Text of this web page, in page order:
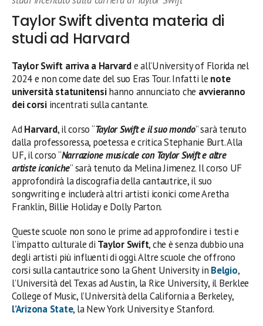
Taylor Swift diventa materia di
studi ad Harvard
Taylor Swift arriva a Harvarde all’University of Florida nel
2024 e non come date del suo Eras Tour. Infatti le note
università statunitensihanno annunciato che avvieranno
dei corsiincentrati sulla cantante.
AdHarvard, il corso “Taylor Swift e il suo mondo” sarà tenuto
dalla professoressa, poetessa e critica Stephanie Burt. Alla
UF, il corso “Narrazione musicale con Taylor Swift e altre
artiste iconiche” sarà tenuto da Melina Jimenez. Il corso UF
approfondirà la discografia della cantautrice, il suo
songwriting e includerà altri artisti iconici come Aretha
Franklin, Billie Holiday e Dolly Parton.
Queste scuole non sono le prime ad approfondire i testi e
l’impatto culturale di Taylor Swift, che è senza dubbio una
degli artisti più influenti di oggi. Altre scuole che offrono
corsi sulla cantautrice sono la Ghent University in Belgio,
l’Università del Texas ad Austin, la Rice University, il Berklee
College of Music, l’Università della California a Berkeley,
l’Arizona State, la New York University e Stanford.